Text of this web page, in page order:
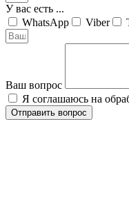
У вас есть ...
WhatsApp
Viber
Ваш вопрос
Я соглашаюсь на
Отправить вопрос